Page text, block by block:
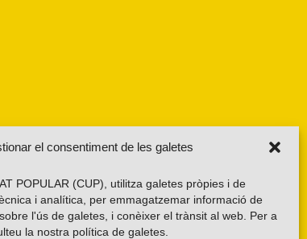
el consentiment de les galetes
POPULAR (CUP), utilitza galetes pròpies i de
i analítica, per emmagatzemar informació de
l'ús de galetes, i conèixer el trànsit al web. Per a
la nostra política de galetes